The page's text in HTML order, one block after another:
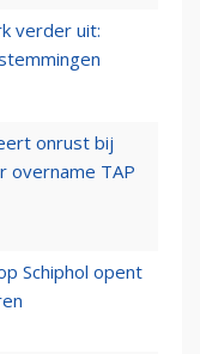
verder uit:
onrust bij
overname TAP
Schiphol opent